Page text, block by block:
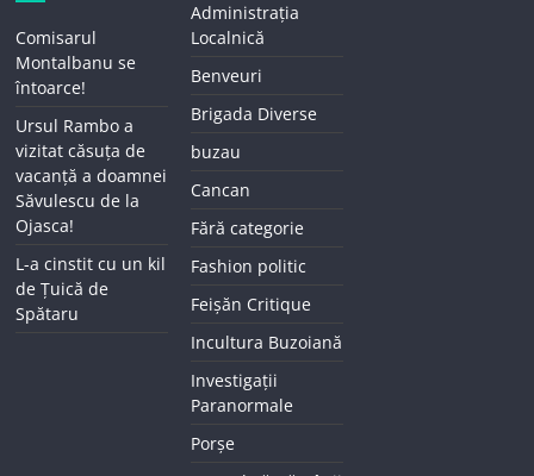
Comisarul
Montalbanu se
întoarce!
Ursul Rambo a
vizitat căsuța de
vacanță a doamnei
Săvulescu de la
Ojasca!
L-a cinstit cu un kil
de Țuică de
Spătaru
Administrația
Localnică
Benveuri
Brigada Diverse
buzau
Cancan
Fără categorie
Fashion politic
Feișăn Critique
Incultura Buzoiană
Investigații
Paranormale
Porșe